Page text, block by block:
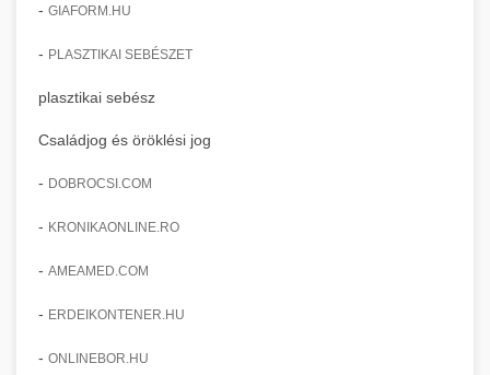
- GIAFORM.HU
- PLASZTIKAI SEBÉSZET
plasztikai sebész
Családjog és öröklési jog
- DOBROCSI.COM
- KRONIKAONLINE.RO
- AMEAMED.COM
- ERDEIKONTENER.HU
- ONLINEBOR.HU